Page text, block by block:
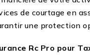
de courtage en
une protection
Rc Pro pour